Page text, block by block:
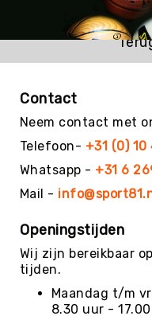
Slacklinen
Skate
Sporten
Squash
Steppen
Contact
Neem contact met
Telefoon- +31 (0)
Whatsapp - +31 6
Mail -
Openingstijden
Wij zijn bereikbaar
tijden.
Maandag t/m
8.30 uur -